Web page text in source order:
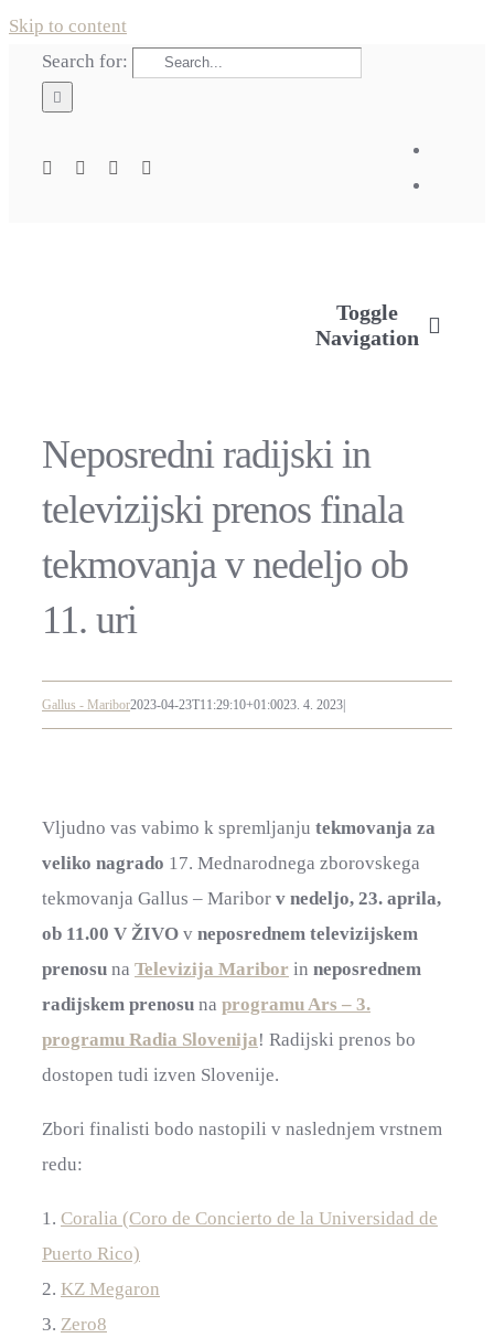
Skip to content
Search for:
Toggle
Navigation
Neposredni radijski in
televizijski prenos finala
tekmovanja v nedeljo ob
11. uri
Gallus - Maribor2023-04-23T11:29:10+01:0023. 4. 2023
Vljudno vas vabimo k spremljanju tekmovanja za
veliko nagrado 17. Mednarodnega zborovskega
tekmovanja Gallus – Maribor v nedeljo, 23. aprila,
ob 11.00 V ŽIVO v neposrednem televizijskem
prenosu na Televizija Maribor in neposrednem
radijskem prenosu na programu Ars – 3.
programu Radia Slovenija! Radijski prenos bo
dostopen tudi izven Slovenije.
Zbori finalisti bodo nastopili v naslednjem vrstnem
redu:
1. Coralia (Coro de Concierto de la Universidad de
Puerto Rico)
2. KZ Megaron
3. Zero8